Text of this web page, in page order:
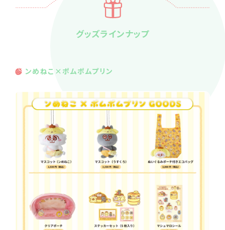
グッズラインナップ
ンめねこ×ポムポムプリン